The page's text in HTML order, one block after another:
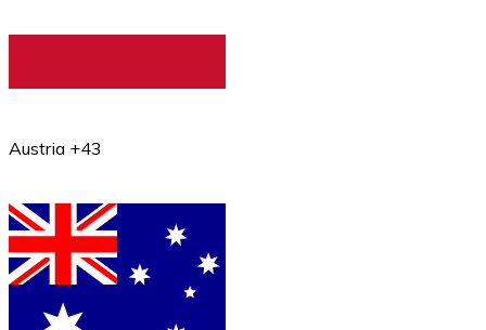
Austria +43